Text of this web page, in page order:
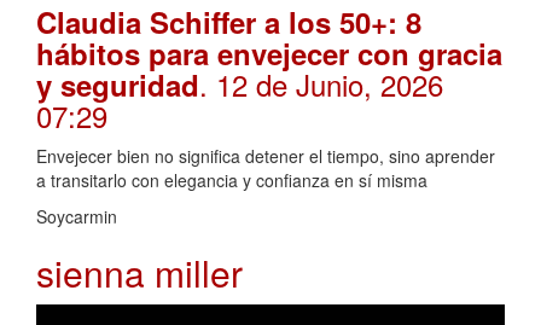
Claudia Schiffer a los 50+: 8
hábitos para envejecer con gracia
y seguridad. 12 de Junio, 2026
07:29
Envejecer bien no significa detener el tiempo, sino aprender
a transitarlo con elegancia y confianza en sí misma
Soycarmin
sienna miller